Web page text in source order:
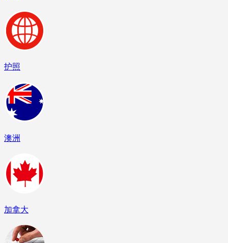
护照
澳洲
加拿大